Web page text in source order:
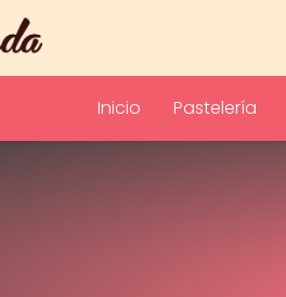
Inicio Pastelería